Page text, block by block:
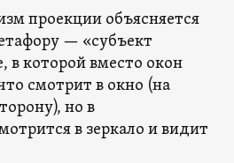
проекции объясняется
— «субъект
в которой вместо окон
смотрит в окно (на
но в
в зеркало и видит